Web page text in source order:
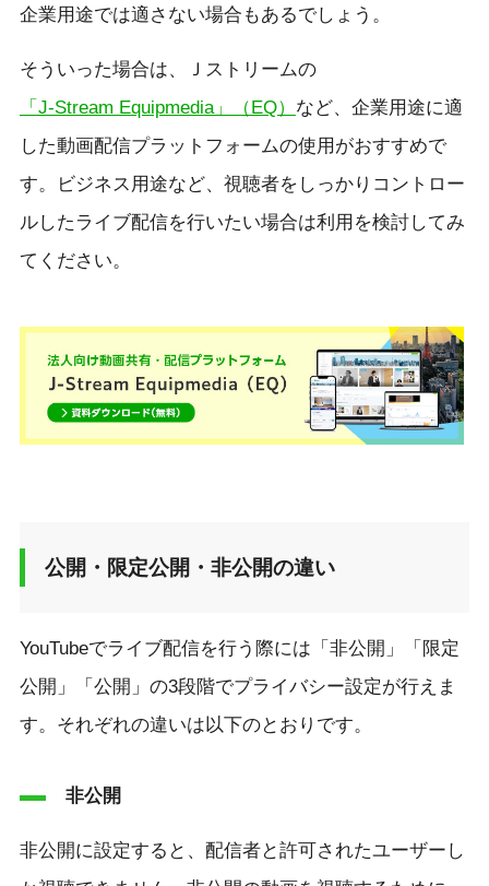
企業用途では適さない場合もあるでしょう。
そういった場合は、Ｊストリームの
「J-Stream Equipmedia」（EQ） など、企業用途に適
した動画配信プラットフォームの使用がおすすめで
す。ビジネス用途など、視聴者をしっかりコントロー
ルしたライブ配信を行いたい場合は利用を検討してみ
てください。
公開・限定公開・非公開の違い
YouTubeでライブ配信を行う際には「非公開」「限定
公開」「公開」の3段階でプライバシー設定が行えま
す。それぞれの違いは以下のとおりです。
非公開
非公開に設定すると、配信者と許可されたユーザーし